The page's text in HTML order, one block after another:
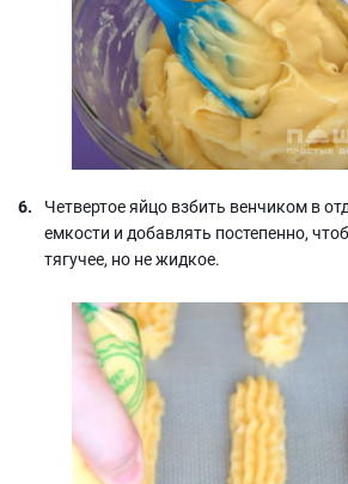
Четвертое яйцо взбить венчиком в
емкости и добавлять постепенно,
тягучее, но не жидкое.